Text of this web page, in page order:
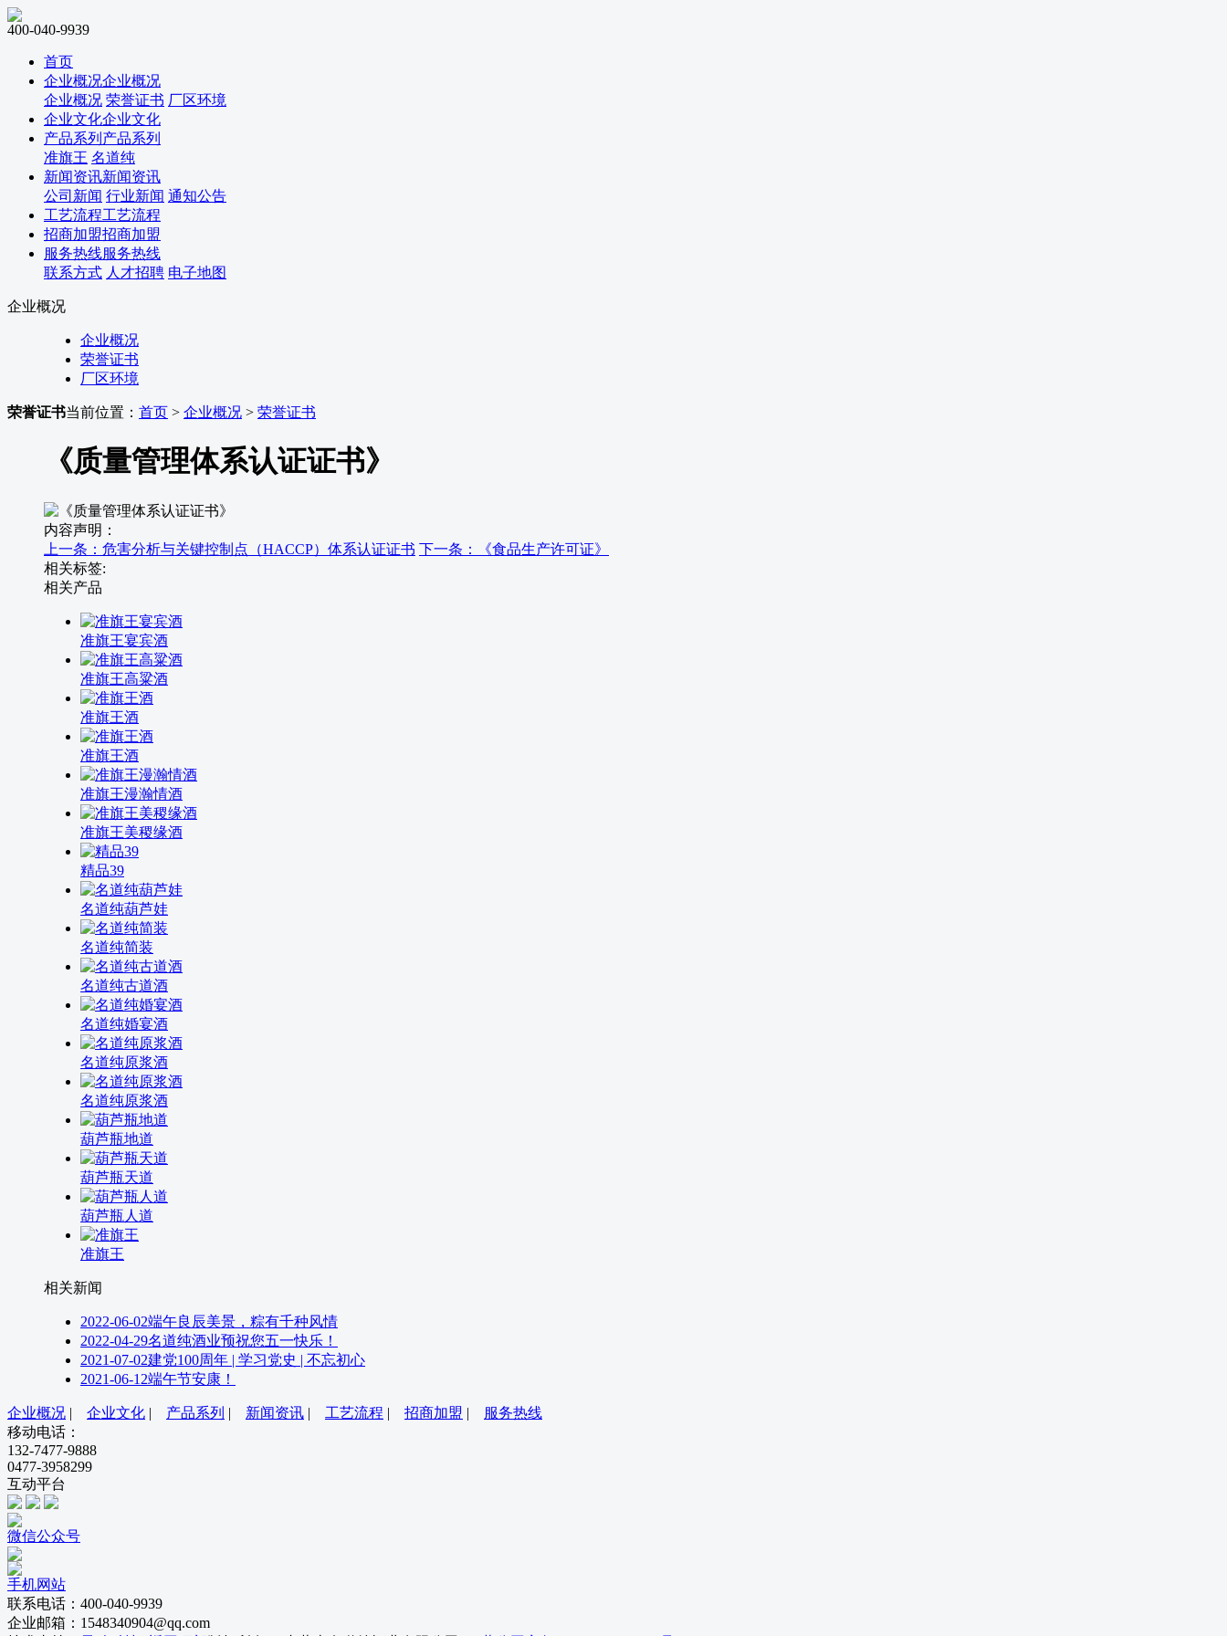
400-040-9939
首页
企业概况企业概况
企业概况 荣誉证书 厂区环境
企业文化企业文化
产品系列 产品系列
准旗王 名道纯
新闻资讯新闻资讯
公司新闻 行业新闻 通知公告
工艺流程工艺流程
招商加盟招商加盟
服务热线服务热线
联系方式 人才招聘 电子地图
企业概况
企业概况
荣誉证书
厂区环境
荣誉证书当前位置： 首页 > 企业概况 > 荣誉证书
《质量管理体系认证证书》
内容声明：
上一条：危害分析与关键控制点（HACCP）体系认证证书 下一条：《食品生产许可证》
相关标签:
相关产品
准旗王宴宾酒
准旗王高粱酒
准旗王酒
准旗王酒
准旗王漫瀚情酒
准旗王美稷缘酒
精品39
名道纯葫芦娃
名道纯简装
名道纯古道酒
名道纯婚宴酒
名道纯原浆酒
名道纯原浆酒
葫芦瓶地道
葫芦瓶天道
葫芦瓶人道
准旗王
相关新闻
2022-06-02端午良辰美景，粽有千种风情
2022-04-29名道纯酒业预祝您五一快乐！
2021-07-02建党100周年 | 学习党史 | 不忘初心
2021-06-12端午节安康！
企业概况 | 企业文化 | 产品系列 | 新闻资讯 | 工艺流程 | 招商加盟 |
服务热线
移动电话：
132-7477-9888
0477-3958299
互动平台
微信公众号
手机网站
联系电话：400-040-9939
企业邮箱：1548340904@qq.com